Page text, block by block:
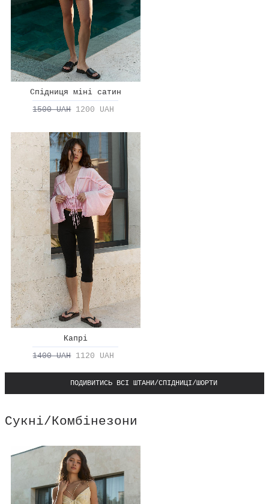
Спідниця міні сатин
1500 UAH 1200 UAH
Капрі
1400 UAH 1120 UAH
ПОДИВИТИСЬ ВСІ ШТАНИ/СПІДНИЦІ/ШОРТИ
Сукні/Комбінезони